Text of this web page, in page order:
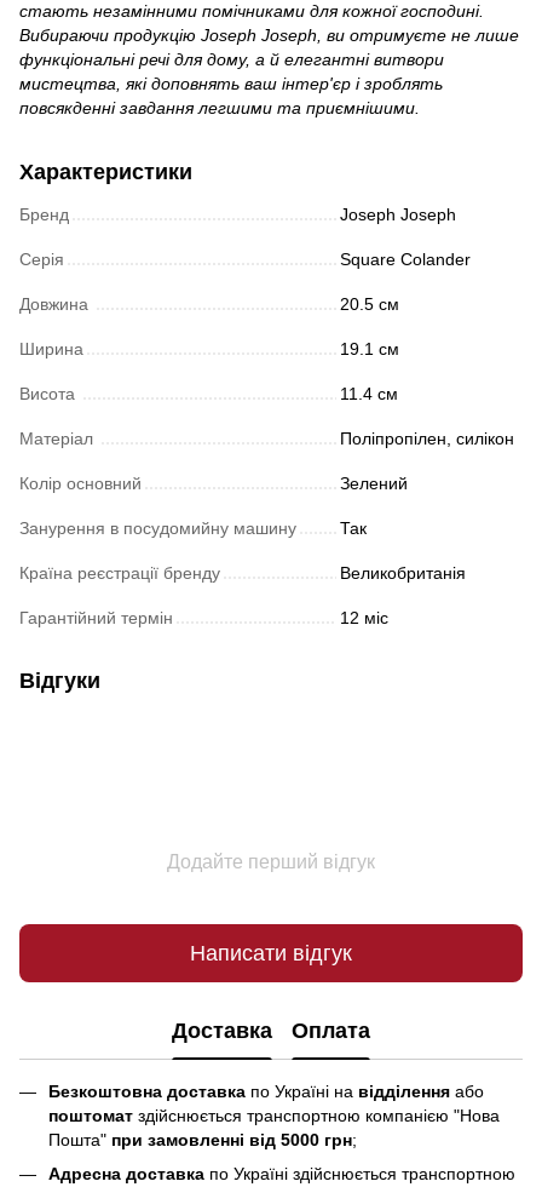
стають незамінними помічниками для кожної господині.
Вибираючи продукцію Joseph Joseph, ви отримуєте не лише
функціональні речі для дому, а й елегантні витвори
мистецтва, які доповнять ваш інтер'єр і зроблять
повсякденні завдання легшими та приємнішими.
Характеристики
Бренд Joseph Joseph
Серія Square Colander
Довжина 20.5 см
Ширина 19.1 см
Висота 11.4 см
Матеріал Поліпропілен, силікон
Колір основний Зелений
Занурення в посудомийну машину Так
Країна реєстрації бренду Великобританія
Гарантійний термін 12 міс
Відгуки
Додайте перший відгук
Написати відгук
Доставка Оплата
Безкоштовна доставка по Україні на відділення або
поштомат здійснюється транспортною компанією "Нова
Пошта" при замовленні від 5000 грн;
Адресна доставка по Україні здійснюється транспортною